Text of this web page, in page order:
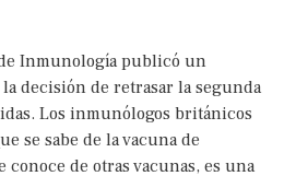
Inmunología publicó un
decisión de retrasar la segunda
Los inmunólogos británicos
se sabe de la vacuna de
conoce de otras vacunas, es una